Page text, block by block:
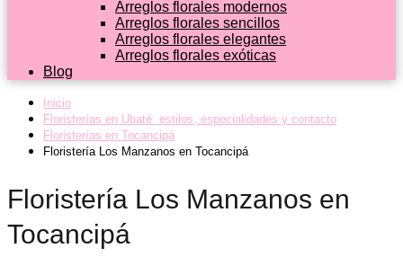
Arreglos florales modernos
Arreglos florales sencillos
Arreglos florales elegantes
Arreglos florales exóticas
Blog
Inicio
Floristerías en Ubaté: estilos, especialidades y contacto
Floristerías en Tocancipá
Floristería Los Manzanos en Tocancipá
Floristería Los Manzanos en
Tocancipá